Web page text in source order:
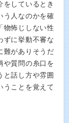
をしているとき
う人なのかを確
物怖じしない性
ずに挙動不審な
難がありそうだ
や質問の糸口を
と話し方や雰囲
うことを覚えて